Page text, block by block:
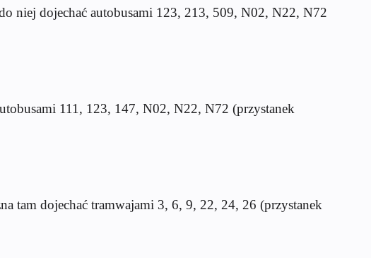
niej dojechać autobusami 123, 213, 509, N02, N22, N72
111, 123, 147, N02, N22, N72 (przystanek
tam dojechać tramwajami 3, 6, 9, 22, 24, 26 (przystanek